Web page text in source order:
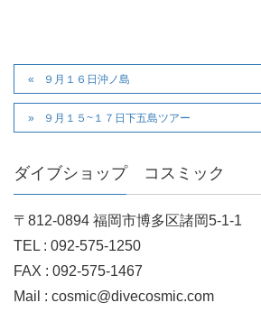
９月１６日沖ノ島
９月１５~１７日下五島ツアー
ダイブショップ コスミック
〒812-0894 福岡市博多区諸岡5-1-1
TEL : 092-575-1250
FAX : 092-575-1467
Mail : cosmic@divecosmic.com